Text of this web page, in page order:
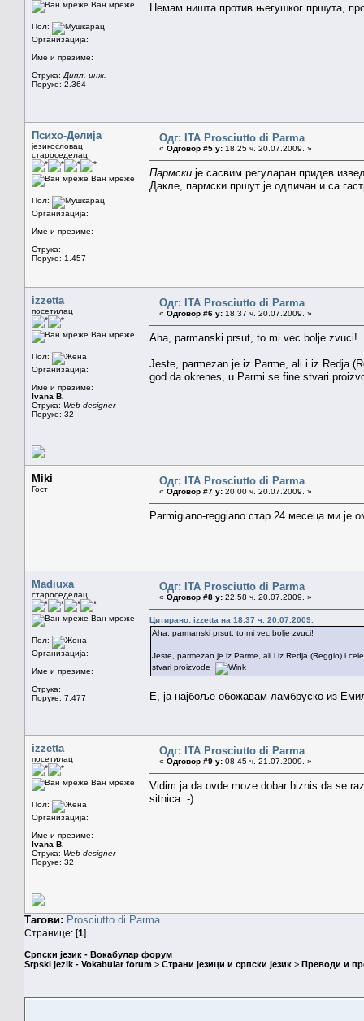
Ван мреже
Пол:
Организација:
Име и презиме:
Струка: Дипл. инж.
Поруке: 2.364
Немам ништа против његушког пршута,
Психо-Делија
језикословац
староседелац
Ван мреже
Пол:
Организација:
Име и презиме:
Струка:
Поруке: 1.457
Одг: ITA Prosciutto di Parma
« Одговор #5 у: 18.25 ч. 20.07.2009. »
Пармски је сасвим регуларан придев
Дакле, пармски пршут је одличан и са
izzetta
посетилац
Ван мреже
Пол:
Организација:
Име и презиме:
Ivana B.
Струка: Web designer
Поруке: 32
Одг: ITA Prosciutto di Parma
« Одговор #6 у: 18.37 ч. 20.07.2009. »
Aha, parmanski prsut, to mi vec bolje zvuci!
Jeste, parmezan je iz Parme, ali i iz Redja
god da okrenes, u Parmi se fine stvari
Miki
Гост
Одг: ITA Prosciutto di Parma
« Одговор #7 у: 20.00 ч. 20.07.2009. »
Parmigiano-reggiano стар 24 месеца ми је
Madiuxa
староседелац
Ван мреже
Пол:
Организација:
Име и презиме:
Струка:
Поруке: 7.477
Одг: ITA Prosciutto di Parma
« Одговор #8 у: 22.58 ч. 20.07.2009. »
Цитирано: izzetta на 18.37 ч. 20.07.2009.
Aha, parmanski prsut, to mi vec bolje zvuci!
Jeste, parmezan je iz Parme, ali i iz Redja (Reggio) i
stvari proizvode
Е, ја најбоље обожавам ламбруско из
izzetta
посетилац
Ван мреже
Пол:
Организација:
Име и презиме:
Ivana B.
Струка: Web designer
Поруке: 32
Одг: ITA Prosciutto di Parma
« Одговор #9 у: 08.45 ч. 21.07.2009. »
Vidim ja da ovde moze dobar biznis da se
sitnica :-)
Тагови: Prosciutto di Parma
Странице: [1]
Српски језик - Вокабулар форум
Srpski jezik - Vokabular forum > Страни језици и српски језик > Преводи и